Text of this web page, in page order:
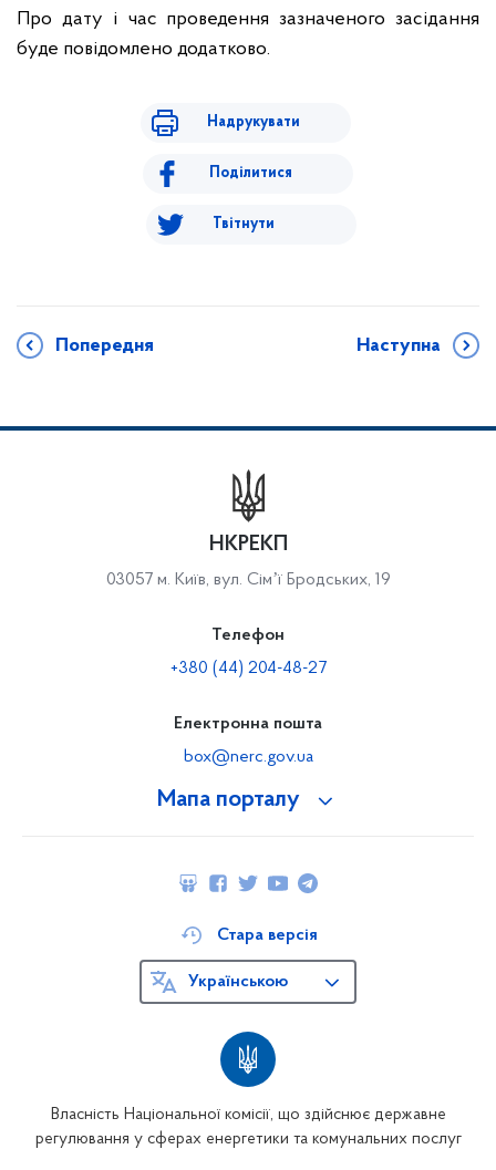
Про дату і час проведення зазначеного засідання
буде повідомлено додатково.
Надрукувати
Поділитися
Твітнути
Попередня Наступна
Мапа порталу
НКРЕКП
03057 м. Київ, вул. Сімʼї Бродських, 19
Телефон
+380 (44) 204-48-27
Електронна пошта
box@nerc.gov.ua
Власність Національної комісії, що здійснює державне
регулювання у сферах енергетики та комунальних послуг
Стара версія
Українською